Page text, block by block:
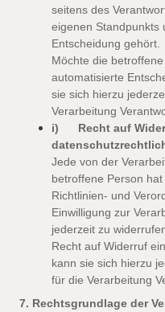
seitens des
eigenen Standpunkts
Entscheidung gehört.
Möchte die
automatisierte
sie sich hierzu
Verarbeitung
i) Recht auf
Jede von der
betroffene Person
Richtlinien- und
Einwilligung zur
jederzeit zu
Recht auf Widerruf
kann sie sich hierzu
für die Verarbeitung
7. Rechtsgrundlage der